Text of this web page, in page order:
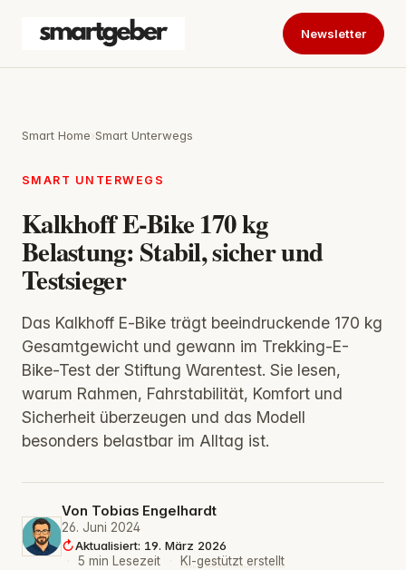
Newsletter
Smart Home›Smart Unterwegs
SMART UNTERWEGS
Kalkhoff E-Bike 170 kg
Belastung: Stabil, sicher und
Testsieger
Das Kalkhoff E‑Bike trägt beeindruckende 170 kg
Gesamtgewicht und gewann im Trekking-E-
Bike-Test der Stiftung Warentest. Sie lesen,
warum Rahmen, Fahrstabilität, Komfort und
Sicherheit überzeugen und das Modell
besonders belastbar im Alltag ist.
Von Tobias Engelhardt
26. Juni 2024
Aktualisiert: 19. März 2026
·
5 min Lesezeit · KI-gestützt erstellt